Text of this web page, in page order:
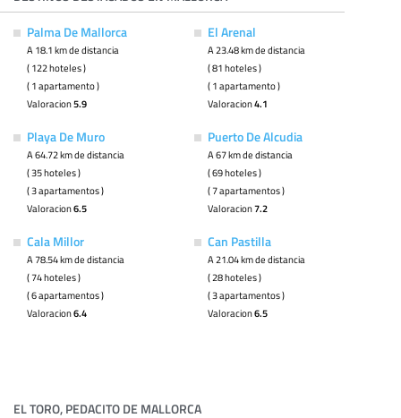
Palma De Mallorca
A 18.1 km de distancia
( 122 hoteles )
( 1 apartamento )
Valoracion5.9
El Arenal
A 23.48 km de distancia
( 81 hoteles )
( 1 apartamento )
Valoracion4.1
Playa De Muro
A 64.72 km de distancia
( 35 hoteles )
( 3 apartamentos )
Valoracion6.5
Puerto De Alcudia
A 67 km de distancia
( 69 hoteles )
( 7 apartamentos )
Valoracion7.2
Cala Millor
A 78.54 km de distancia
( 74 hoteles )
( 6 apartamentos )
Valoracion6.4
Can Pastilla
A 21.04 km de distancia
( 28 hoteles )
( 3 apartamentos )
Valoracion6.5
EL TORO, PEDACITO DE MALLORCA